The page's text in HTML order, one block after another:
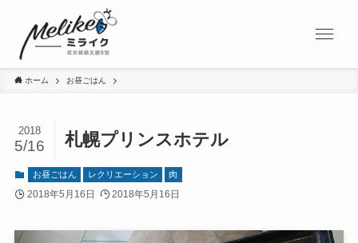
ホーム お昼ごはん
札幌プリンスホテル
2018
5/16
お昼ごはん レクリエーション 肉
2018年5月16日 2018年5月16日